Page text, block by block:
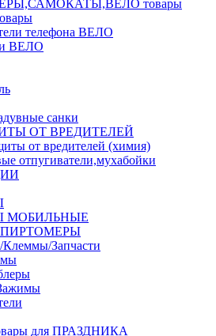
товары
телефона ВЕЛО
ВЕЛО
санки
ОТ ВРЕДИТЕЛЕЙ
от вредителей (химия)
отпугиватели,мухабойки
МОБИЛЬНЫЕ
Запчасти
для ПРАЗДНИКА